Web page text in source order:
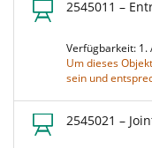
2545011 –
Verfügbarkeit: 1.
Um dieses
sein und
2545021 –